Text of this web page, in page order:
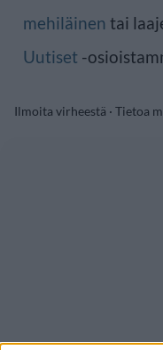
mehiläinen tai
Uutiset -
Ilmoita virheestä · Tietoa